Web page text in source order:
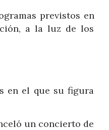
previstos en
a la luz de los
en el que su figura
un concierto de